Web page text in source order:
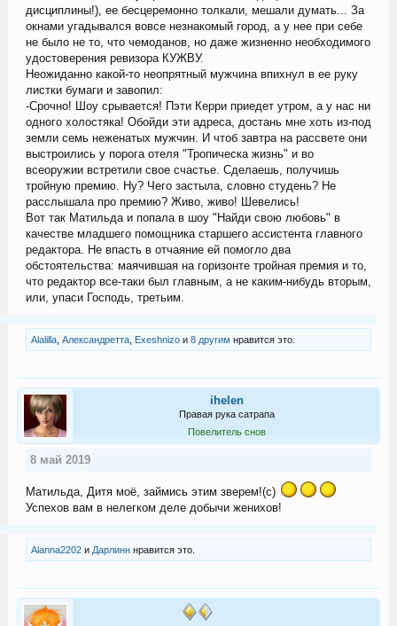
дисциплины!), ее бесцеремонно толкали, мешали думать... За
окнами угадывался вовсе незнакомый город, а у нее при себе
не было не то, что чемоданов, но даже жизненно необходимого
удостоверения ревизора КУЖВУ.
Неожиданно какой-то неопрятный мужчина впихнул в ее руку
листки бумаги и завопил:
-Срочно! Шоу срывается! Пэти Керри приедет утром, а у нас ни
одного холостяка! Обойди эти адреса, достань мне хоть из-под
земли семь неженатых мужчин. И чтоб завтра на рассвете они
выстроились у порога отеля "Тропическа жизнь" и во
всеоружии встретили свое счастье. Сделаешь, получишь
тройную премию. Ну? Чего застыла, словно студень? Не
расслышала про премию? Живо, живо! Шевелись!
Вот так Матильда и попала в шоу "Найди свою любовь" в
качестве младшего помощника старшего ассистента главного
редактора. Не впасть в отчаяние ей помогло два
обстоятельства: маячившая на горизонте тройная премия и то,
что редактор все-таки был главным, а не каким-нибудь вторым,
или, упаси Господь, третьим.
Alalilla, Александретта, Exeshnizoи 8 другим нравится это.
ihelen
Правая рука сатрапа
Повелитель снов
8 май 2019
Матильда, Дитя моё, займись этим зверем!(с)
Успехов вам в нелегком деле добычи женихов!
Alanna2202и Дарлинннравится это.